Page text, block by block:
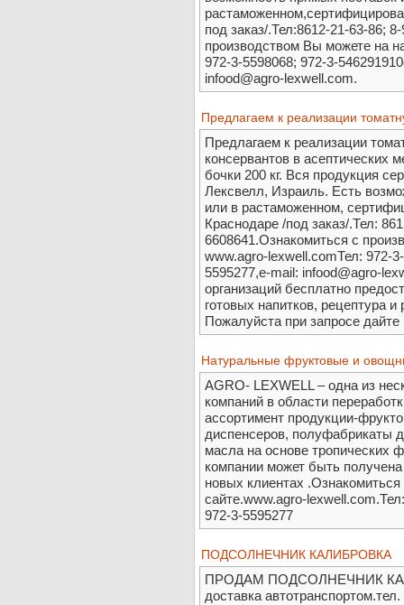
под заказ/.Тел:8612-21-63-86;
производством Вы можете на
972-3-5598068; 972-3-
infood@agro-lexwell.com.
Предлагаем к реализации
Предлагаем к реализации
консервантов в асептических
бочки 200 кг. Вся продукция
Лексвелл, Израиль. Есть
или в растаможенном,
Краснодаре /под заказ/.Тел:
6608641.Ознакомиться с
www.agro-lexwell.comТел: 972-
5595277,e-mail: infood@agro-
организаций бесплатно
готовых напитков, рецептура
Пожалуйста при запросе
Натуральные фруктовые и
AGRO- LEXWELL – одна из
компаний в области
ассортимент продукции-
диспенсеров, полуфабрикаты
масла на основе тропических
компании может быть
новых клиентах
сайте.www.agro-
972-3-5595277
ПОДСОЛНЕЧНИК КАЛИБРОВКА
ПРОДАМ ПОДСОЛНЕЧНИК
доставка